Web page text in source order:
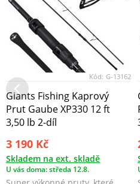
Kód: G-13162
Giants Fishing Kaprový
Prut Gaube XP330 12 ft
3,50 lb 2-díl
3 190 Kč
Skladem na ext. skladě
U vás doma: středa 12.8.